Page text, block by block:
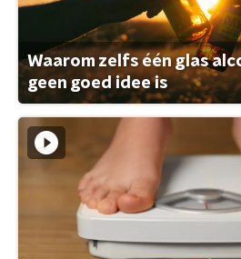
Waarom zelfs één glas
geen goed idee is